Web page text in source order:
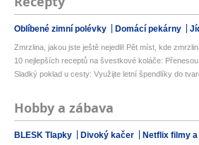
Oblíbené zimní polévky Domácí pekárny
Zmrzlina, jakou jste ještě nejedli! Pět míst, kde
10 nejlepších receptů na švestkové koláče: Přenesou
Sladký poklad u cesty: Využijte letní špendlíky do
Hobby a zábava
BLESK Tlapky Divoký kačer Netflix filmy